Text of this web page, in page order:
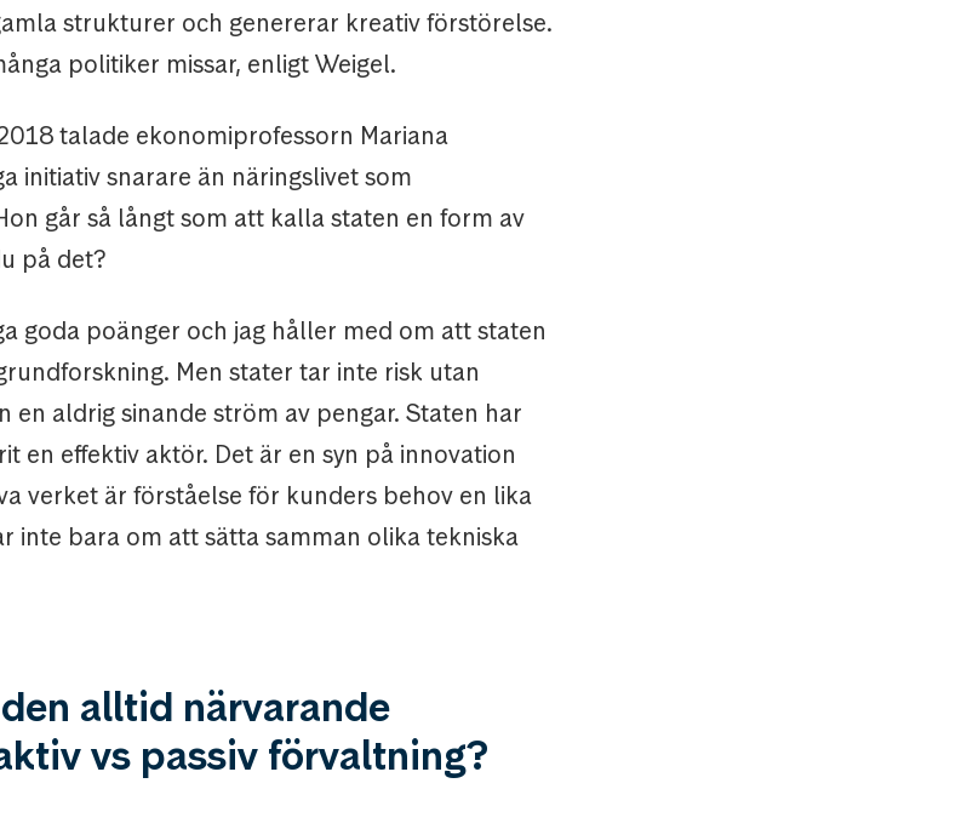
strukturer och genererar kreativ förstörelse.
politiker missar, enligt Weigel.
talade ekonomiprofessorn Mariana
initiativ snarare än näringslivet som
går så långt som att kalla staten en form av
på det?
goda poänger och jag håller med om att staten
Men stater tar inte risk utan
aldrig sinande ström av pengar. Staten har
en effektiv aktör. Det är en syn på innovation
verket är förståelse för kunders behov en lika
inte bara om att sätta samman olika tekniska
alltid närvarande
vs passiv förvaltning?